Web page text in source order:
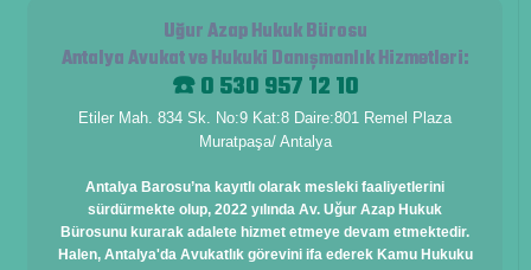
Uğur Azap Hukuk Bürosu
Antalya Avukat ve Hukuki Danışmanlık Hizmetleri:
☎️ 0 530 957 12 10
Etiler Mah. 834 Sk. No:9 Kat:8 Daire:801 Remel Plaza
Muratpaşa/ Antalya
Antalya Barosu’na kayıtlı olarak mesleki faaliyetlerini
sürdürmekte olup, 2022 yılında Av. Uğur Azap Hukuk
Bürosunu kurarak adalete hizmet etmeye devam etmektedir.
Halen, Antalya'da Avukatlık görevini ifa ederek Kamu Hukuku